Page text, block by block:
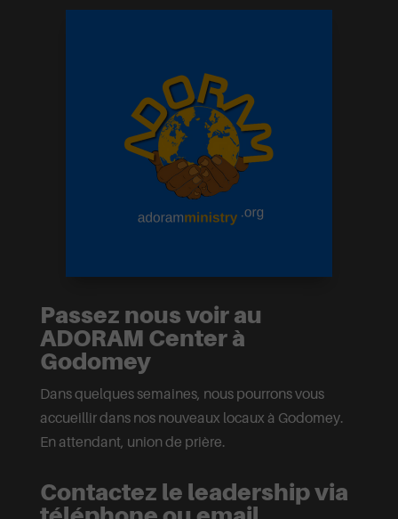
Passez nous voir au
ADORAM Center à
Godomey
Dans quelques semaines, nous pourrons vous
accueillir dans nos nouveaux locaux à Godomey.
En attendant, union de prière.
Contactez le leadership via